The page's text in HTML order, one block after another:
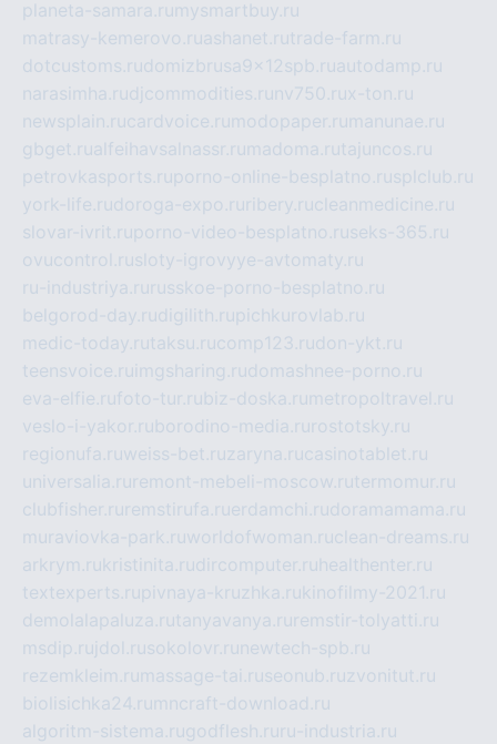
planeta-samara.ru mysmartbuy.ru
matrasy-kemerovo.ruashanet.rutrade-farm.ru
dotcustoms.rudomizbrusa9x12spb.ruautodamp.ru
narasimha.rudjcommodities.ru nv750.rux-ton.ru
newsplain.rucardvoice.ru modopaper.ru manunae.ru
gbget.rualfeihavsalnassr.ru madoma.rutajuncos.ru
petrovkasports.ruporno-online-besplatno.rusplclub.ru
york-life.rudoroga-expo.ru ribery.rucleanmedicine.ru
slovar-ivrit.ruporno-video-besplatno.ruseks-365.ru
ovucontrol.rusloty-igrovyye-avtomaty.ru
ru-industriya.ru russkoe-porno-besplatno.ru
belgorod-day.rudigilith.rupichkurovlab.ru
medic-today.rutaksu.rucomp123.rudon-ykt.ru
teensvoice.ru imgsharing.rudomashnee-porno.ru
eva-elfie.rufoto-tur.rubiz-doska.ru metropoltravel.ru
veslo-i-yakor.ruborodino-media.ru rostotsky.ru
regionufa.ruweiss-bet.ruzaryna.rucasinotablet.ru
universalia.ru remont-mebeli-moscow.rutermomur.ru
clubfisher.ru remstirufa.ruerdamchi.rudoramamama.ru
muraviovka-park.ruworldofwoman.ruclean-dreams.ru
arkrym.rukristinita.rudircomputer.ru healthenter.ru
textexperts.rupivnaya-kruzhka.rukinofilmy-2021.ru
demolalapaluza.rutanyavanya.ru remstir-tolyatti.ru
msdip.ru jdol.rusokolovr.ru newtech-spb.ru
rezemkleim.ru massage-tai.ruseonub.ruzvonitut.ru
biolisichka24.ru mncraft-download.ru
algoritm-sistema.rugodflesh.ru ru-industria.ru